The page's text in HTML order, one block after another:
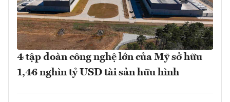
4 tập đoàn công nghệ lớn của Mỹ sở hữu
1,46 nghìn tỷ USD tài sản hữu hình